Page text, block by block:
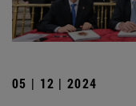
05 | 12 | 2024